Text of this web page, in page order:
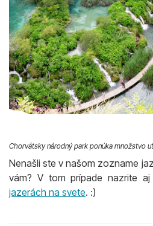
Chorvátsky národný park ponúka množstvo
Nenašli ste v našom zozname
vám? V tom prípade nazrite
jazerách na svete. :)